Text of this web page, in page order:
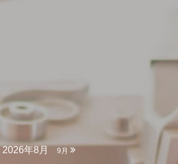
2026年8月 9月